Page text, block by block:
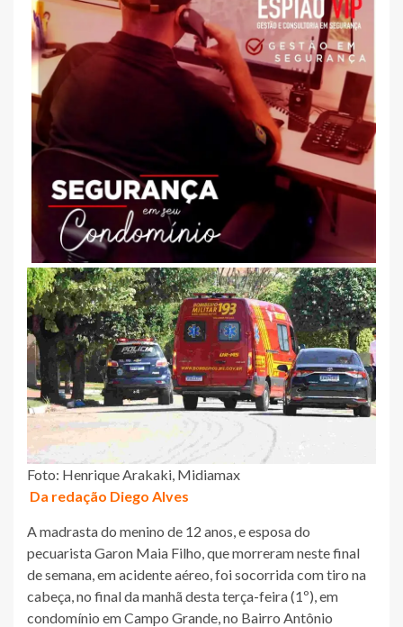
Foto: Henrique Arakaki, Midiamax
Da redação Diego Alves
A madrasta do menino de 12 anos, e esposa do
pecuarista Garon Maia Filho, que morreram neste final
de semana, em acidente aéreo, foi socorrida com tiro na
cabeça, no final da manhã desta terça-feira (1º), em
condomínio em Campo Grande, no Bairro Antônio